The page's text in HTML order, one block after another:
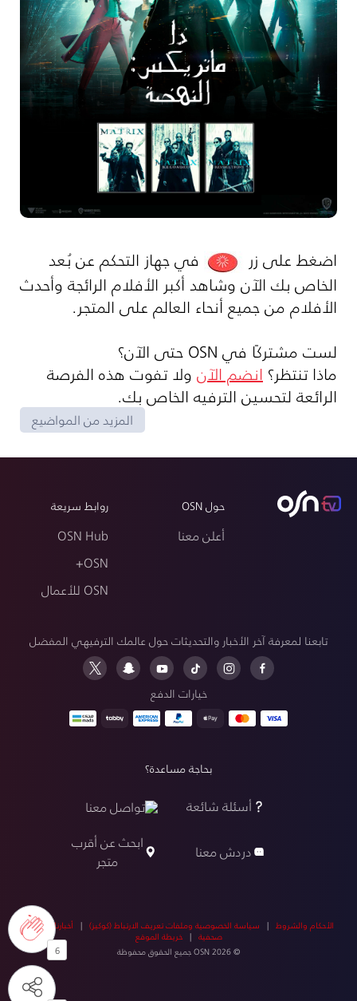
6
اضغط على زر
في جهاز التحكم عن بُعد
الخاص بك الآن وشاهد أكبر الأفلام الرائجة وأحدث
الأفلام من جميع أنحاء العالم على المتجر.
لست مشتركًا في OSN حتى الآن؟
ماذا تنتظر؟انضم الآنولا تفوت هذه الفرصة
الرائعة لتحسين الترفيه الخاص بك.
المزيد من المواضيع
حول OSN
أعلن معنا
روابط سريعة
OSN Hub
OSN+
OSN للأعمال
تابعنا لمعرفة آخر الأخبار والتحديثات حول عالمك الترفيهي المفضل
خيارات الدفع
بحاجة مساعدة؟
أسئلة شائعة
تواصل معنا
دردش معنا
ابحث عن أقرب
متجر
الأحكام والشروط | سياسة الخصوصية وملفات تعريف الارتباط (كوكيز) | أخبارنا|أخبار
صحفية |خريطة الموقع
© OSN 2026 جميع الحقوق محفوظة